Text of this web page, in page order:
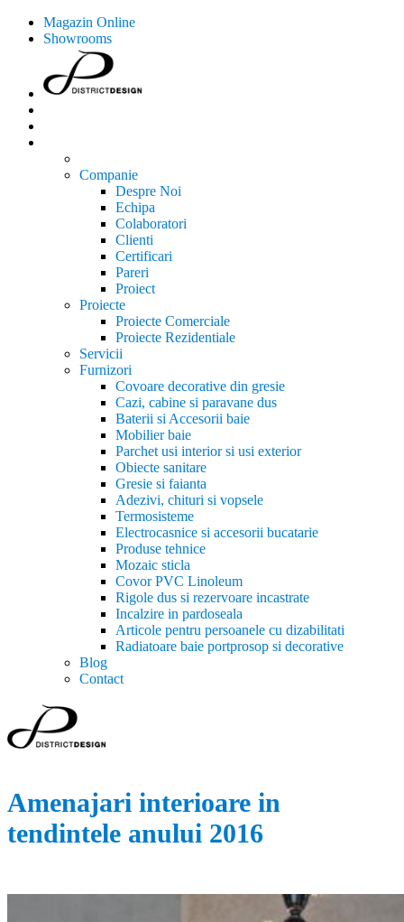
Magazin Online
Showrooms
Companie
Despre Noi
Echipa
Colaboratori
Clienti
Certificari
Pareri
Proiect
Proiecte
Proiecte Comerciale
Proiecte Rezidentiale
Servicii
Furnizori
Covoare decorative din gresie
Cazi, cabine si paravane dus
Baterii si Accesorii baie
Mobilier baie
Parchet usi interior si usi exterior
Obiecte sanitare
Gresie si faianta
Adezivi, chituri si vopsele
Termosisteme
Electrocasnice si accesorii bucatarie
Produse tehnice
Mozaic sticla
Covor PVC Linoleum
Rigole dus si rezervoare incastrate
Incalzire in pardoseala
Articole pentru persoanele cu dizabilitati
Radiatoare baie portprosop si decorative
Blog
Contact
Amenajari interioare in
tendintele anului 2016